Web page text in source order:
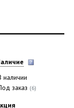
наличии
заказ (6)